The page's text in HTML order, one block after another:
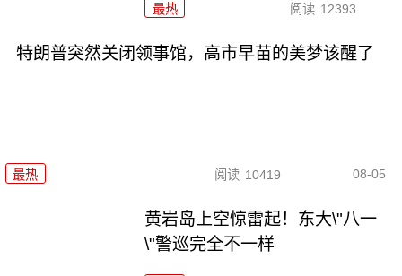
最热 阅读 12393
特朗普突然关闭领事馆，高市早苗的美梦该醒了
最热 阅读 10419 08-05
黄岩岛上空惊雷起！东大\"八一
\"警巡完全不一样